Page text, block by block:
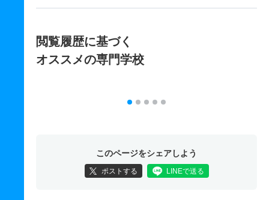
閲覧履歴に基づく
オススメの専門学校
このページをシェアしよう
ポストする LINEで送る